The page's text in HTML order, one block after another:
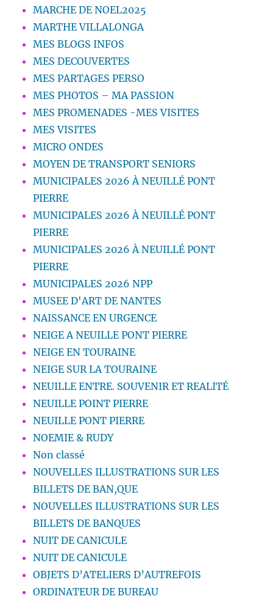
MARCHE DE NOEL2025
MARTHE VILLALONGA
MES BLOGS INFOS
MES DECOUVERTES
MES PARTAGES PERSO
MES PHOTOS – MA PASSION
MES PROMENADES -MES VISITES
MES VISITES
MICRO ONDES
MOYEN DE TRANSPORT SENIORS
MUNICIPALES 2026 À NEUILLÉ PONT
PIERRE
MUNICIPALES 2026 À NEUILLÉ PONT
PIERRE
MUNICIPALES 2026 À NEUILLÉ PONT
PIERRE
MUNICIPALES 2026 NPP
MUSEE D'ART DE NANTES
NAISSANCE EN URGENCE
NEIGE A NEUILLE PONT PIERRE
NEIGE EN TOURAINE
NEIGE SUR LA TOURAINE
NEUILLE ENTRE. SOUVENIR ET REALITÉ
NEUILLE POINT PIERRE
NEUILLE PONT PIERRE
NOEMIE & RUDY
Non classé
NOUVELLES ILLUSTRATIONS SUR LES
BILLETS DE BAN,QUE
NOUVELLES ILLUSTRATIONS SUR LES
BILLETS DE BANQUES
NUIT DE CANICULE
NUIT DE CANICULE
OBJETS D’ATELIERS D’AUTREFOIS
ORDINATEUR DE BUREAU